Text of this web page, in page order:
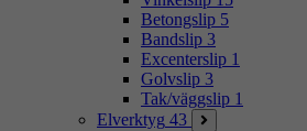
Betongslip 5
Bandslip 3
Excenterslip 1
Golvslip 3
Tak/väggslip 1
Elverktyg 43